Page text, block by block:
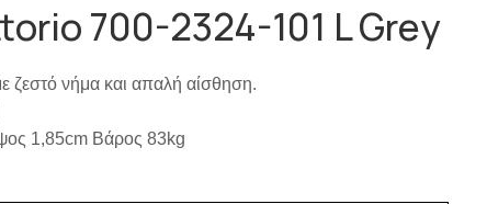
700-2324-101 L Grey
ζεστό νήμα και απαλή αίσθηση.
1,85cm Βάρος 83kg